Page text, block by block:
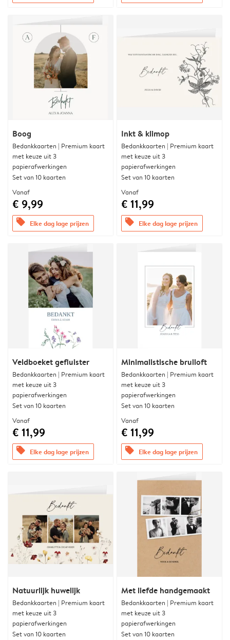
Boog
Bedankkaarten | Premium kaart
met keuze uit 3
papierafwerkingen
Set van 10 kaarten
Vanaf
€ 9,99
offers Elke dag lage prijzen
Inkt & klimop
Bedankkaarten | Premium kaart
met keuze uit 3
papierafwerkingen
Set van 10 kaarten
Vanaf
€ 11,99
offers Elke dag lage prijzen
Veldboeket gefluister
Bedankkaarten | Premium kaart
met keuze uit 3
papierafwerkingen
Set van 10 kaarten
Vanaf
€ 11,99
offers Elke dag lage prijzen
Minimalistische bruiloft
Bedankkaarten | Premium kaart
met keuze uit 3
papierafwerkingen
Set van 10 kaarten
Vanaf
€ 11,99
offers Elke dag lage prijzen
Natuurlijk huwelijk
Bedankkaarten | Premium kaart
met keuze uit 3
papierafwerkingen
Set van 10 kaarten
Met liefde handgemaakt
Bedankkaarten | Premium kaart
met keuze uit 3
papierafwerkingen
Set van 10 kaarten